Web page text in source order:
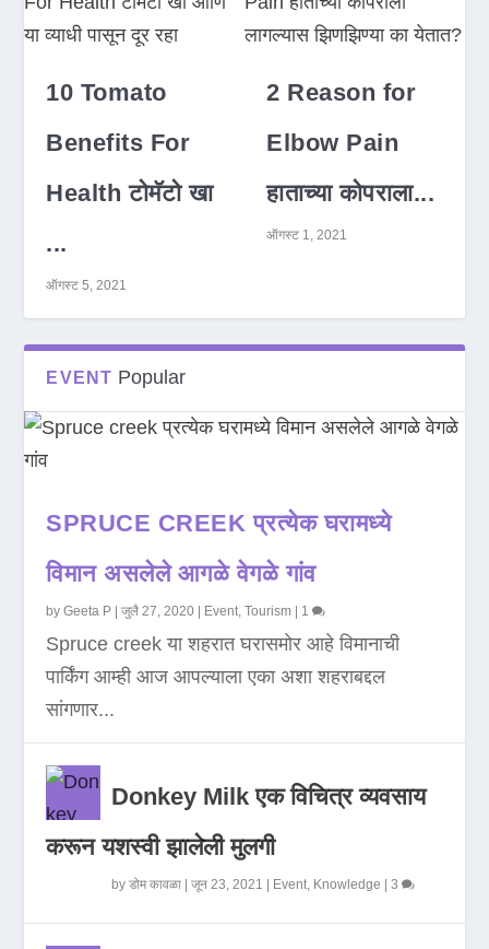
10 Tomato
Benefits For
Health टोमॅटो खा
...
ऑगस्ट 5, 2021
2 Reason for
Elbow Pain
हाताच्या कोपराला...
ऑगस्ट 1, 2021
EVENT Popular
SPRUCE CREEK प्रत्येक घरामध्ये
विमान असलेले आगळे वेगळे गांव
byGeeta P |जुलै 27, 2020 Event,Tourism 1
Spruce creek या शहरात घरासमोर आहे विमानाची
पार्किंग आम्ही आज आपल्याला एका अशा शहराबद्दल
सांगणार...
Donkey Milk एक विचित्र व्यवसाय
करून यशस्वी झालेली मुलगी
byडोम कावळा |जून 23, 2021 Event, Knowledge |3